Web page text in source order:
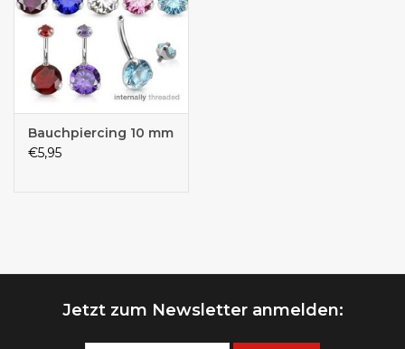
Bauchpiercing 10 mm
€5,95
Jetzt zum Newsletter anmelden: